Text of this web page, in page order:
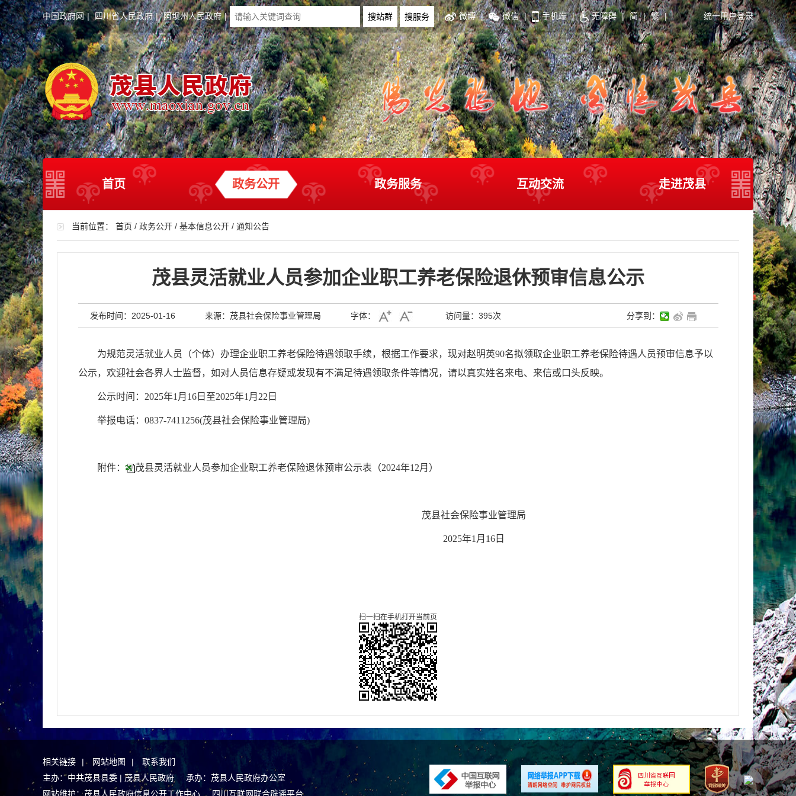
中国政府网 | 四川省人民政府 | 阿坝州人民政府 | | 微博 | 微信 | 手机端 | 无障碍 | 简 | 繁 | 统一用户登录
首页 政务公开 政务服务 互动交流 走进茂县
当前位置： 首页 / 政务公开 / 基本信息公开 / 通知公告
茂县灵活就业人员参加企业职工养老保险退休预审信息公示
发布时间：2025-01-16 来源：茂县社会保险事业管理局 字体： 访问量： 395次 分享到：
为规范灵活就业人员（个体）办理企业职工养老保险待遇领取手续，根据工作要求，现对赵明英90名拟领取企业职工养老保险待遇人员预审信息予以
公示，欢迎社会各界人士监督，如对人员信息存疑或发现有不满足待遇领取条件等情况，请以真实姓名来电、来信或口头反映。
公示时间： 2025年1 月 16日至2025年1 月 22 日
举报电话： 0837-7411256(茂县社会保险事业管理局)
附件： 茂县灵活就业人员参加企业职工养老保险退休预审公示表（2024年12月）
茂县社会保险事业管理局
2025年1 月 16 日
扫一扫在手机打开当前页
相关链接 | 网站地图 |
联系我们
主办：中共茂县县委 | 茂县人民政府 承办：茂县人民政府办公室
网站维护：茂县人民政府信息公开工作中心四川互联网联合辟谣平台